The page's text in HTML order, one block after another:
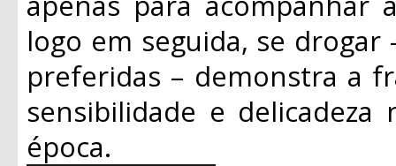
logo em seguida, se
preferidas – demonstra a
sensibilidade e
época.